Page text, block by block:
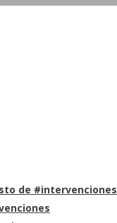
de #intervenciones